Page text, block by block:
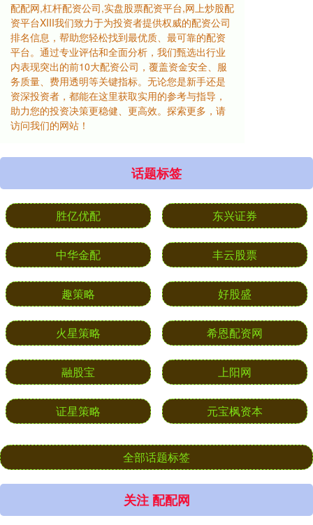
配配网,杠杆配资公司,实盘股票配资平台,网上炒股配
资平台XIII‌我们致力于为投资者提供权威的配资公司
排名信息，帮助您轻松找到最优质、最可靠的配资
平台。通过专业评估和全面分析，我们甄选出行业
内表现突出的前10大配资公司，覆盖资金安全、服
务质量、费用透明等关键指标。无论您是新手还是
资深投资者，都能在这里获取实用的参考与指导，
助力您的投资决策更稳健、更高效。探索更多，请
访问我们的网站！
话题标签
胜亿优配 东兴证券
中华金配 丰云股票
趣策略 好股盛
火星策略 希恩配资网
融股宝 上阳网
证星策略 元宝枫资本
全部话题标签
关注 配配网